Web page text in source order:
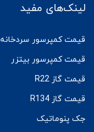
لینک‌های مفید
قیمت کمپرسور سردخانه
قیمت کمپرسور بیتزر
قیمت گاز R22
قیمت گاز R134
جک پنوماتیک